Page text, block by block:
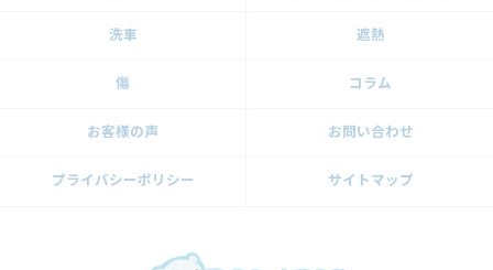
洗車 遮熱
傷 コラム
お客様の声 お問い合わせ
プライバシーポリシー サイトマップ